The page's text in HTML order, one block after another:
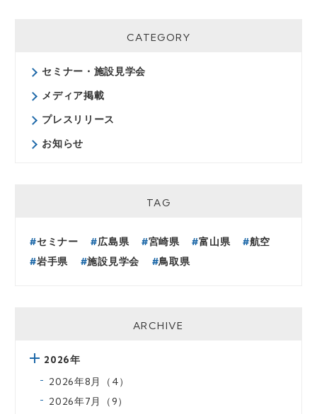
CATEGORY
セミナー・施設見学会
メディア掲載
プレスリリース
お知らせ
TAG
セミナー 広島県 宮崎県 富山県
航空
岩手県
施設見学会 鳥取県
ARCHIVE
2026年
2026年8月（4）
2026年7月（9）